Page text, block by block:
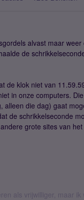
alvast maar
de
de klok niet van
in onze computers.
alleen die dag) gaat
de schrikkelseconde
grote sites van
als vrijwilliger, maar